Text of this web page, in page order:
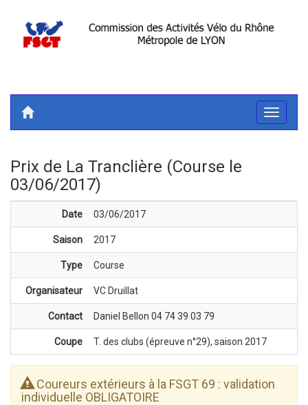
Toggle
Prix de La Tranclière (Course le
03/06/2017)
Date 03/06/2017
Saison 2017
Type Course
Organisateur VC Druillat
Contact Daniel Bellon 04 74 39 03 79
Coupe T. des clubs (épreuve n°29), saison 2017
Coureurs extérieurs à la FSGT 69 : validation
individuelle OBLIGATOIRE